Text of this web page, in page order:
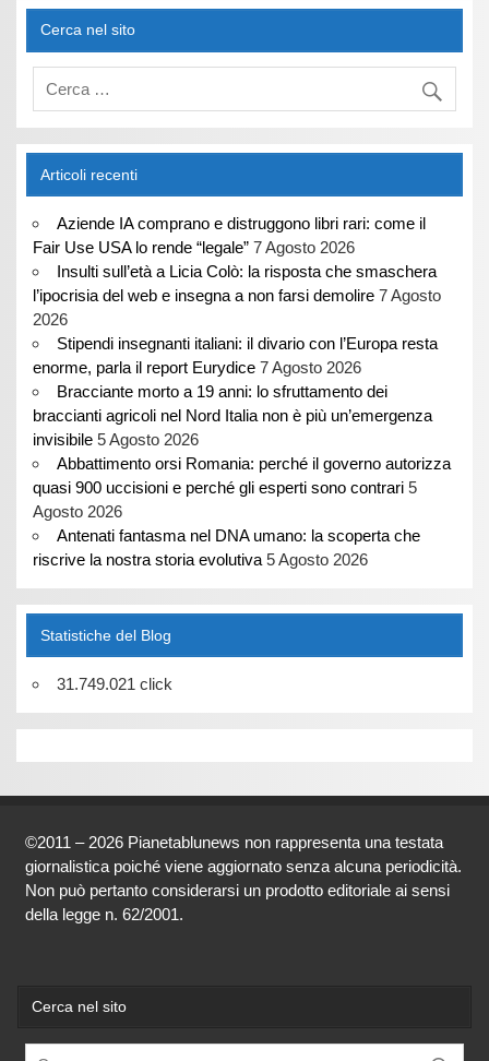
Cerca nel sito
Articoli recenti
Aziende IA comprano e distruggono libri rari: come il
Fair Use USA lo rende “legale” 7 Agosto 2026
Insulti sull’età a Licia Colò: la risposta che smaschera
l’ipocrisia del web e insegna a non farsi demolire 7 Agosto
2026
Stipendi insegnanti italiani: il divario con l’Europa resta
enorme, parla il report Eurydice 7 Agosto 2026
Bracciante morto a 19 anni: lo sfruttamento dei
braccianti agricoli nel Nord Italia non è più un’emergenza
invisibile 5 Agosto 2026
Abbattimento orsi Romania: perché il governo autorizza
quasi 900 uccisioni e perché gli esperti sono contrari 5
Agosto 2026
Antenati fantasma nel DNA umano: la scoperta che
riscrive la nostra storia evolutiva 5 Agosto 2026
Statistiche del Blog
31.749.021 click
©2011 – 2026 Pianetablunews non rappresenta una testata
giornalistica poiché viene aggiornato senza alcuna periodicità.
Non può pertanto considerarsi un prodotto editoriale ai sensi
della legge n. 62/2001.
Cerca nel sito